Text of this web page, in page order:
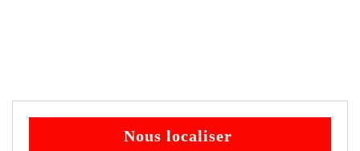
Nous localiser